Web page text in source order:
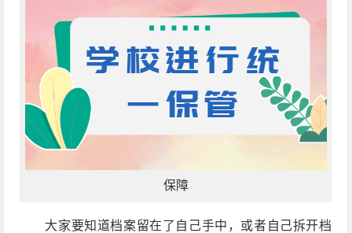
保障
大家要知道档案留在了自己手中，或者自己拆开档